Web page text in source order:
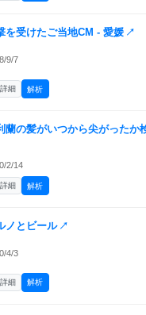
を受けたご当地CM - 愛媛 ↗
9/7
詳細 解析
蘭の髪がいつから尖がったか
2/14
詳細 解析
ノとビール ↗
4/3
詳細 解析